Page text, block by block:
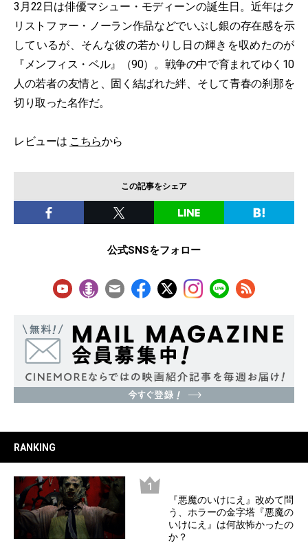
3月22日は俳優マシュー・モディーンの誕生日。近年はク
リストファー・ノーラン作品などでいぶし銀の存在感を示
しているが、そんな彼の若かりし日の輝きを収めたのが
『メンフィス・ベル』（90）。戦争の中で育まれてゆく10
人の若者の友情と、固く結ばれた絆、そして青春の刹那を
切り取った名作だ。
レビューは こちらから
この記事をシェア
公式SNSをフォロー
RANKING
『悪魔のいけにえ』改めて問
う、ホラーの金字塔『悪魔の
いけにえ』は何故怖かったの
か？